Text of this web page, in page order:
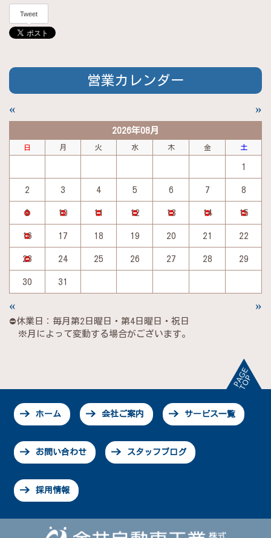
Tweet
営業カレンダー
« »
2026年08月
日 月 火 水 木 金 土
1
2 3 4 5 6 7 8
9 10 11 12 13 14 15
16 17 18 19 20 21 22
23 24 25 26 27 28 29
30 31
« »
⛔休業日：毎月第2日曜日・第4日曜日・祝日
※月によって変動する場合がございます。
ホーム 会社ご案内 サービス一覧
お問い合わせ スタッフブログ
採用情報